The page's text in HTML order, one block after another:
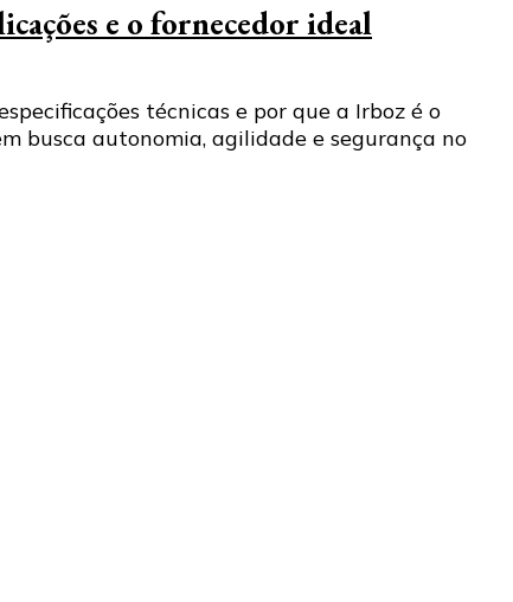
e o fornecedor ideal
técnicas e por que a Irboz é o
busca autonomia, agilidade e segurança no